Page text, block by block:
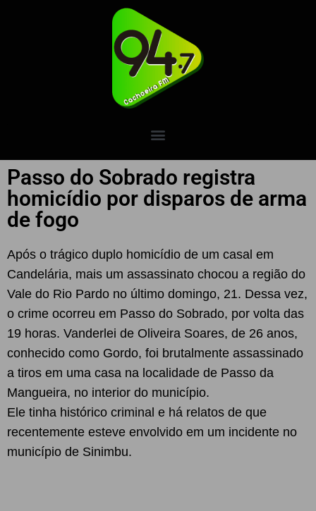
Passo do Sobrado registra
homicídio por disparos de arma
de fogo
Após o trágico duplo homicídio de um casal em
Candelária, mais um assassinato chocou a região do
Vale do Rio Pardo no último domingo, 21. Dessa vez,
o crime ocorreu em Passo do Sobrado, por volta das
19 horas. Vanderlei de Oliveira Soares, de 26 anos,
conhecido como Gordo, foi brutalmente assassinado
a tiros em uma casa na localidade de Passo da
Mangueira, no interior do município.
Ele tinha histórico criminal e há relatos de que
recentemente esteve envolvido em um incidente no
município de Sinimbu.